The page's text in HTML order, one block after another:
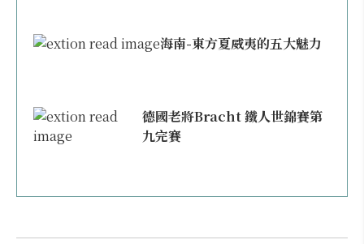
海南-東方夏威夷的五大魅力
德國老將Bracht 鐵人世錦賽第
九完賽